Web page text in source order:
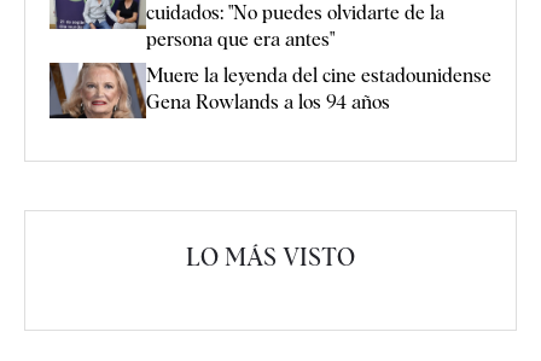
cuidados: "No puedes olvidarte de la
persona que era antes"
Muere la leyenda del cine estadounidense
Gena Rowlands a los 94 años
LO MÁS VISTO